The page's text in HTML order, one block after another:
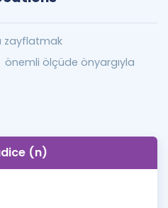
zayflatmak
önemli ölçüde önyargıyla
(n)